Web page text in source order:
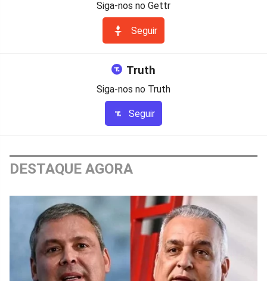
Siga-nos no Gettr
Seguir
Truth
Siga-nos no Truth
Seguir
DESTAQUE AGORA